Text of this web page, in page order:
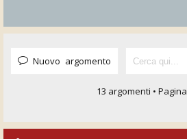
Nuovo argomento
13 argomenti • Pagina